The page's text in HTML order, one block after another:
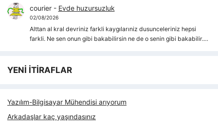
courier- Evde huzursuzluk
02/08/2026
Alttan al kral devriniz farkli kaygılarıniz dusunceleriniz hepsi
farkli. Ne sen onun gibi bakabilirsin ne de o senin gibi bakabilir.…
YENİ İTİRAFLAR
Yazılım-Bilgisayar Mühendisi arıyorum
Arkadaşlar kaç yaşındasınız